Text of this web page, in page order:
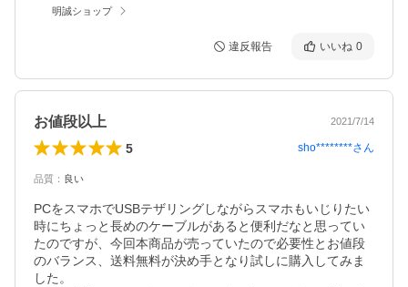
明誠ショップ
違反報告 いいね 0
お値段以上 2021/7/14
5 sho********さん
品質 ： 良い
PCをスマホでUSBテザリングしながらスマホもいじりたい
時にちょっと長めのケーブルがあると便利だなと思ってい
たのですが、今回本商品が売っていたので必要性とお値段
のバランス、送料無料が決め手となり試しに購入してみま
した。